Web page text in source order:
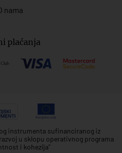
nama
plaćanja
instrumenta sufinanciranog iz
u sklopu operativnog programa
i kohezija"